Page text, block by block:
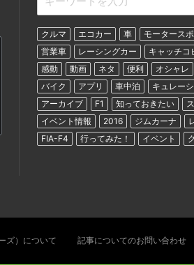
クルマ エコカー 車 モータース
営業車
レーシングカー キャッチコ
感動
動画 ネタ 便利 オシャレ
バイク
アプリ 車中泊 キュレー
アーカイブ
F1 知っておきたい
イベント情報
2016 ジムカーナ
FIA-F4
行ってみた！ イベント
ズ）について 記事についてのお問い合わせ